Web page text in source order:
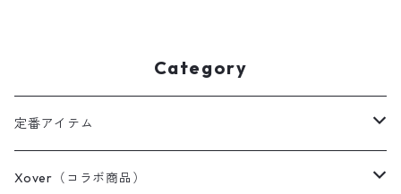
Category
定番アイテム
Tシャツ / カットソー
Xover（コラボ商品）